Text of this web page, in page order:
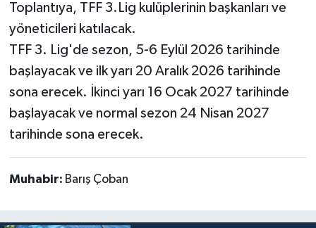
Toplantıya, TFF 3.Lig kulüplerinin başkanları ve
yöneticileri katılacak.
TFF 3. Lig'de sezon, 5-6 Eylül 2026 tarihinde
başlayacak ve ilk yarı 20 Aralık 2026 tarihinde
sona erecek. İkinci yarı 16 Ocak 2027 tarihinde
başlayacak ve normal sezon 24 Nisan 2027
tarihinde sona erecek.
Muhabir: Barış Çoban